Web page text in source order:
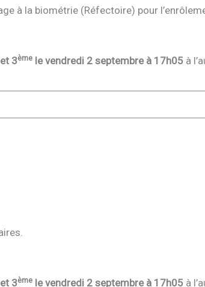
à la biométrie (Réfectoire) pour
3ème le vendredi 2 septembre à 17h05à
3ème le vendredi 2 septembre à 17h05à